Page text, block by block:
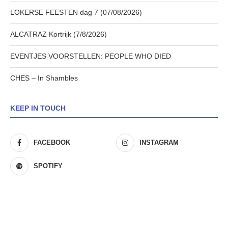
LOKERSE FEESTEN dag 7 (07/08/2026)
ALCATRAZ Kortrijk (7/8/2026)
EVENTJES VOORSTELLEN: PEOPLE WHO DIED
CHES – In Shambles
KEEP IN TOUCH
FACEBOOK INSTAGRAM
SPOTIFY